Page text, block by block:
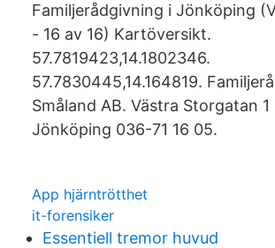
Familjerådgivning i Jönköping
- 16 av 16) Kartöversikt.
57.7819423,14.1802346.
57.7830445,14.164819.
Småland AB. Västra Storgatan 1
Jönköping 036-71 16 05.
App hjärntrötthet
it-forensiker
Essentiell tremor huvud